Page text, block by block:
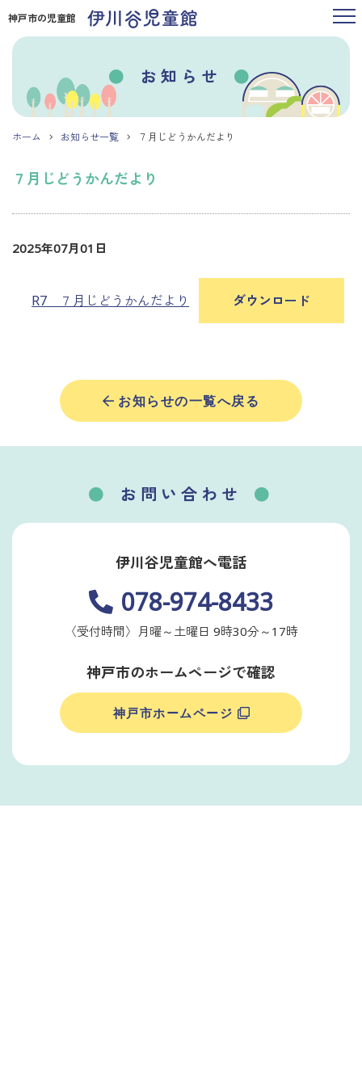
神戸市の児童館
お知らせ
ホーム お知らせ一覧 ７月じどうかんだより
７月じどうかんだより
2025年07月01日
R7 ７月じどうかんだより ダウンロード
お知らせの一覧へ戻る
お問い合わせ
伊川谷児童館へ電話
078-974-8433
〈受付時間〉月曜～土曜日 9時30分～17時
神戸市のホームページで確認
神戸市ホームページ